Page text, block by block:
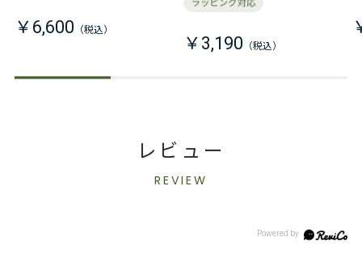
￥6,600
￥3,190
レビュー
REVIEW